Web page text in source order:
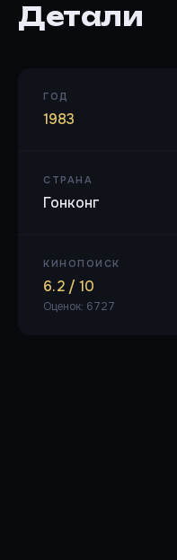
Детали
ГОД
1983
СТРАНА
Гонконг
КИНОПОИСК
6.2 / 10
Оценок: 6727